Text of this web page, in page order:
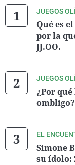
JUEGOS
Qué es
por la
JJ.OO.
JUEGOS
¿Por
EL
Simone
su ídolo: